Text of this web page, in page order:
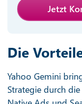
Jetzt
Die
Yahoo Gemini
Strategie durch